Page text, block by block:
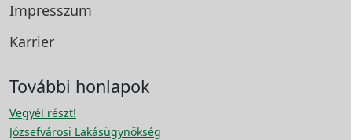
Impresszum
Karrier
További honlapok
Vegyél részt!
Józsefvárosi Lakásügynökség